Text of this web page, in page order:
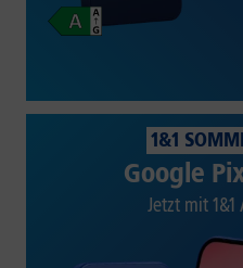
1&1
Google
Jetzt mit 1&1